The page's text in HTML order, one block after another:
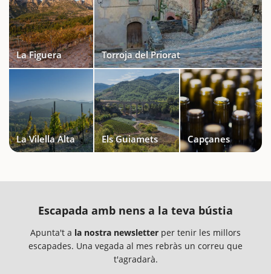
La Figuera Torroja del Priorat
La Vilella Alta Els Guiamets Capçanes
Escapada amb nens a la teva bústia
Apunta't a la nostra newsletter per tenir les millors
escapades. Una vegada al mes rebràs un correu que
t'agradarà.